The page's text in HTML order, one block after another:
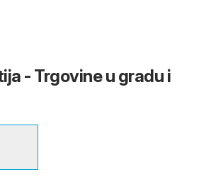
- Trgovine u gradu i